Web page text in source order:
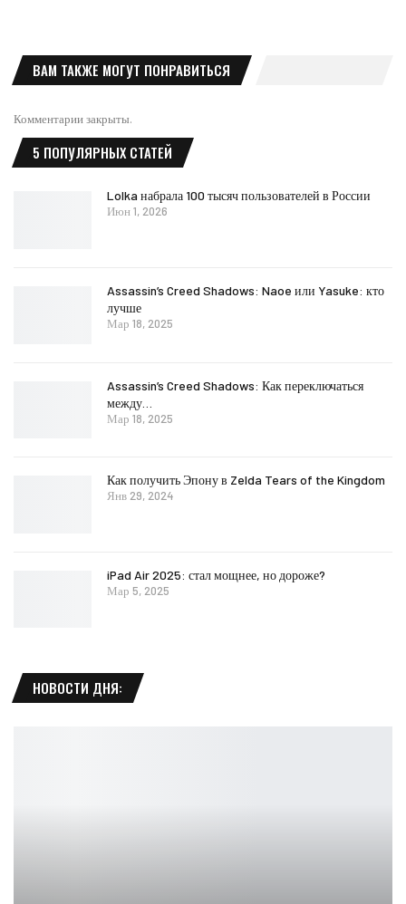
ВАМ ТАКЖЕ МОГУТ ПОНРАВИТЬСЯ
Комментарии закрыты.
5 ПОПУЛЯРНЫХ СТАТЕЙ
Lolka набрала 100 тысяч пользователей в России
Июн 1, 2026
Assassin’s Creed Shadows: Naoe или Yasuke: кто
лучше
Мар 18, 2025
Assassin’s Creed Shadows: Как переключаться
между…
Мар 18, 2025
Как получить Эпону в Zelda Tears of the Kingdom
Янв 29, 2024
iPad Air 2025: стал мощнее, но дороже?
Мар 5, 2025
НОВОСТИ ДНЯ: